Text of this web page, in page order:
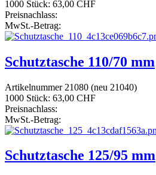
1000 Stück: 63,00 CHF
Preisnachlass:
MwSt.-Betrag:
Schutztasche 110/70 mm
Artikelnummer 21080 (neu 21040)
1000 Stück: 63,00 CHF
Preisnachlass:
MwSt.-Betrag:
Schutztasche 125/95 mm